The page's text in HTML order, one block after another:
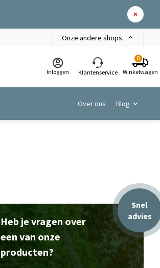
Onze andere shops
Inloggen Klantenservice
0
Winkelwagen
Over ons Blog
Snel
advies
Heb je vragen over
een van onze
producten?